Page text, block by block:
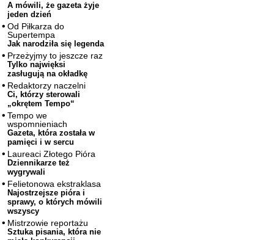
A mówili, że gazeta żyje
jeden dzień
Od Piłkarza do
Supertempa
Jak narodziła się legenda
Przeżyjmy to jeszcze raz
Tylko najwięksi
zasługują na okładkę
Redaktorzy naczelni
Ci, którzy sterowali
„okrętem Tempo“
Tempo we
wspomnieniach
Gazeta, która została w
pamięci i w sercu
Laureaci Złotego Pióra
Dziennikarze też
wygrywali
Felietonowa ekstraklasa
Najostrzejsze pióra i
sprawy, o których mówili
wszyscy
Mistrzowie reportażu
Sztuka pisania, która nie